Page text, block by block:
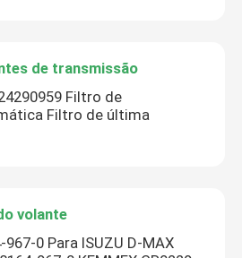
de transmissão
Filtro de
Filtro de última
volante
967-0 Para ISUZU D-MAX